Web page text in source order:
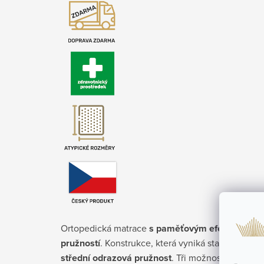
Ortopedická matraces paměťovým efektem,
pružností. Konstrukce, která vyniká stabilitou a
střední odrazová pružnost. Tři možnosti výšky